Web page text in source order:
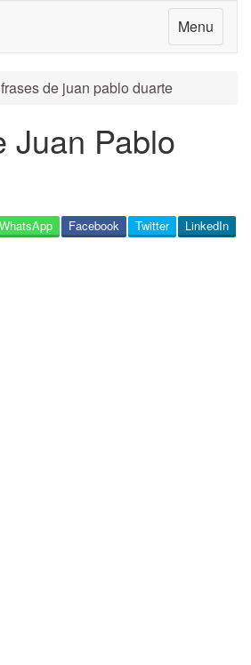
Menu
frases de juan pablo duarte
Juan Pablo
LinkedIn
Twitter
Facebook
WhatsApp